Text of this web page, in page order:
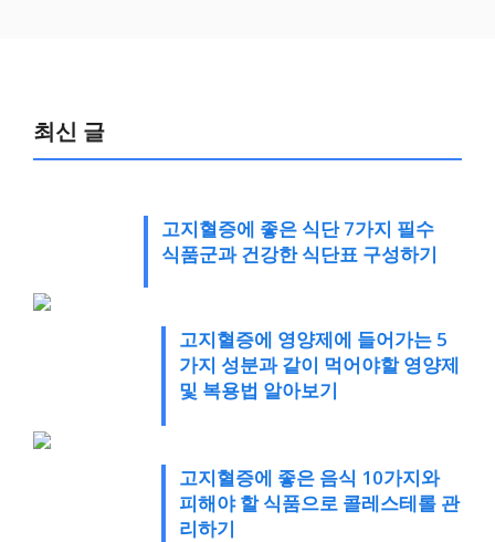
최신 글
고지혈증에 좋은 식단 7가지 필수
식품군과 건강한 식단표 구성하기
고지혈증에 영양제에 들어가는 5
가지 성분과 같이 먹어야할 영양제
및 복용법 알아보기
고지혈증에 좋은 음식 10가지와
피해야 할 식품으로 콜레스테롤 관
리하기